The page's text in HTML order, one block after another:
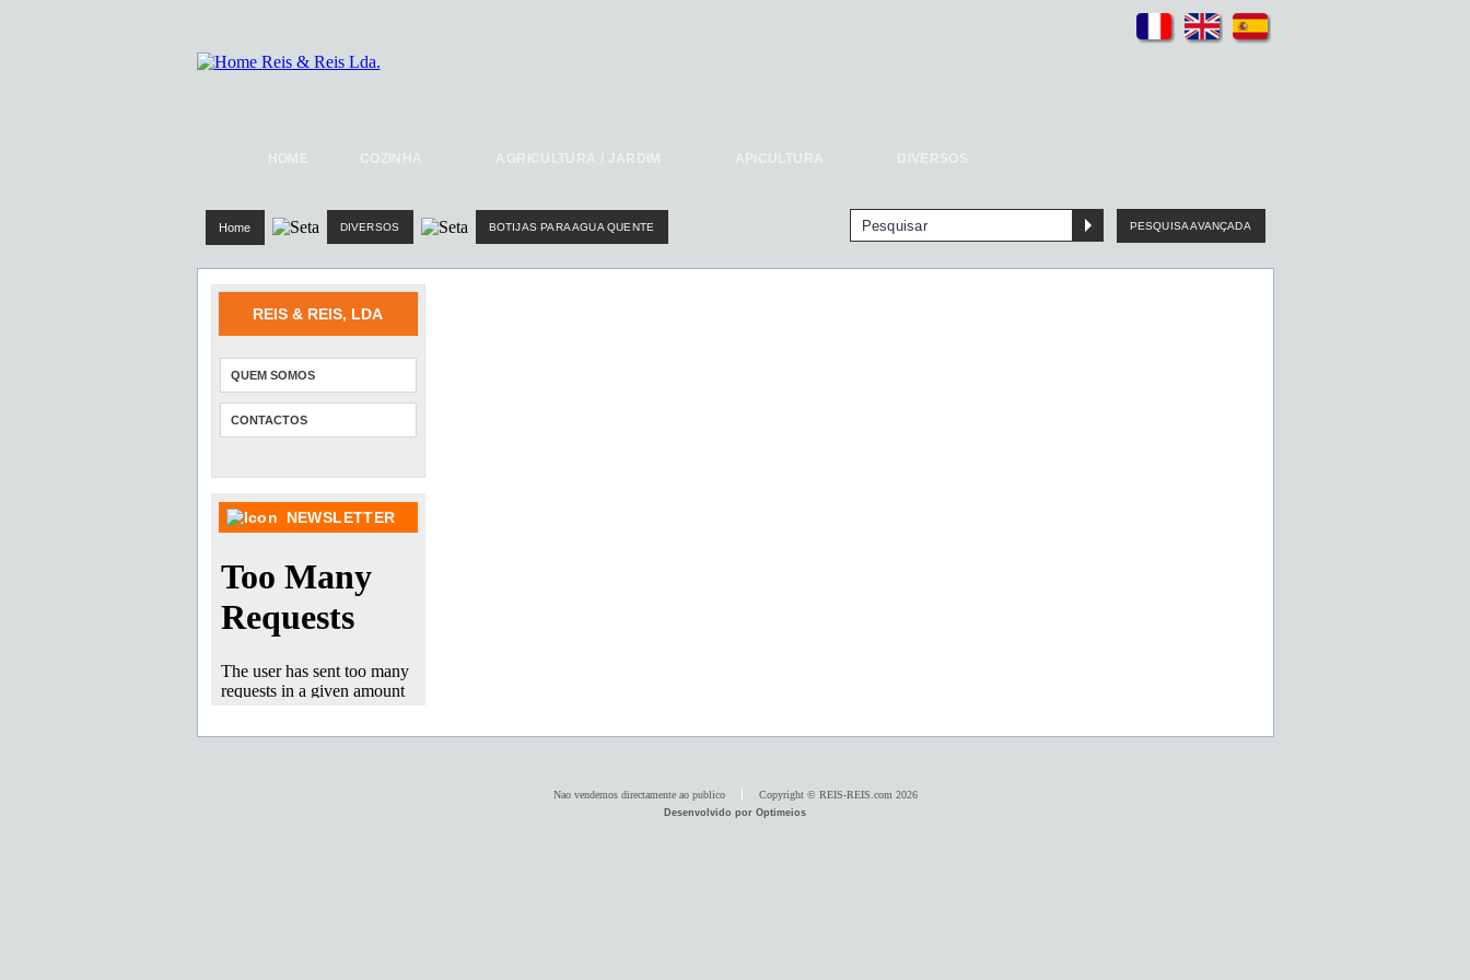
HOME COZINHA AGRICULTURA / JARDIM APICULTURA DIVERSOS
Home DIVERSOS BOTIJAS PARA AGUA QUENTE PESQUISA AVANÇADA
REIS & REIS, LDA
QUEM SOMOS
CONTACTOS
NEWSLETTER
Nao vendemos directamente ao publico Copyright © REIS-REIS.com 2026
Desenvolvido por Optimeios